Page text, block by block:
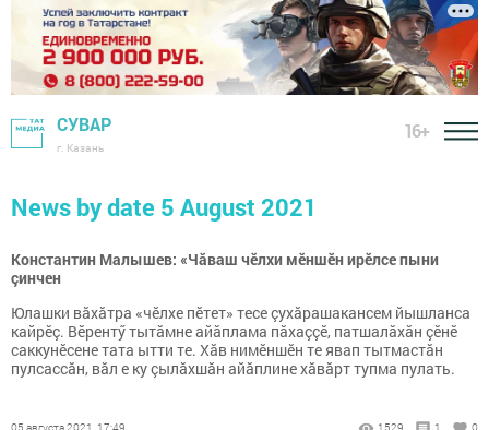
СУВАР
г. Казань
16+
News by date 5 August 2021
Константин Малышев: «Чăваш чӗлхи мӗншӗн ирӗлсе пыни
çинчен
Юлашки вăхăтра «чӗлхе пӗтет» тесе çухăрашакансем йышланса
кайрӗç. Вӗрентӳ тытăмне айăплама пăхаççӗ, патшалăхăн çӗнӗ
саккунӗсене тата ытти те. Хăв нимӗншӗн те явап тытмастăн
пулсассăн, вăл е ку çылăхшăн айăплине хăвăрт тупма пулать.